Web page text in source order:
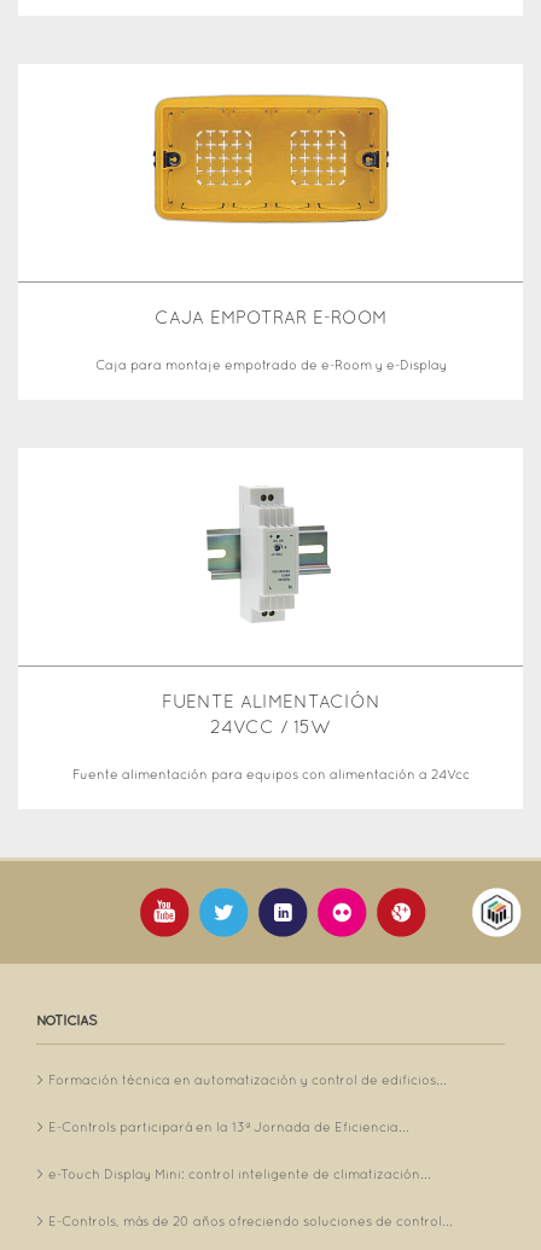
CAJA EMPOTRAR E-ROOM
Caja para montaje empotrado de e-Room y e-Display
FUENTE ALIMENTACIÓN
24VCC / 15W
Fuente alimentación para equipos con alimentación a 24Vcc
NOTICIAS
Formación técnica en automatización y control de edificios...
E-Controls participará en la 13ª Jornada de Eficiencia...
e-Touch Display Mini: control inteligente de climatización...
E-Controls, más de 20 años ofreciendo soluciones de control...